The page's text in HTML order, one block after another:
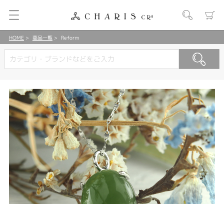
HOME 商品一覧 Reform